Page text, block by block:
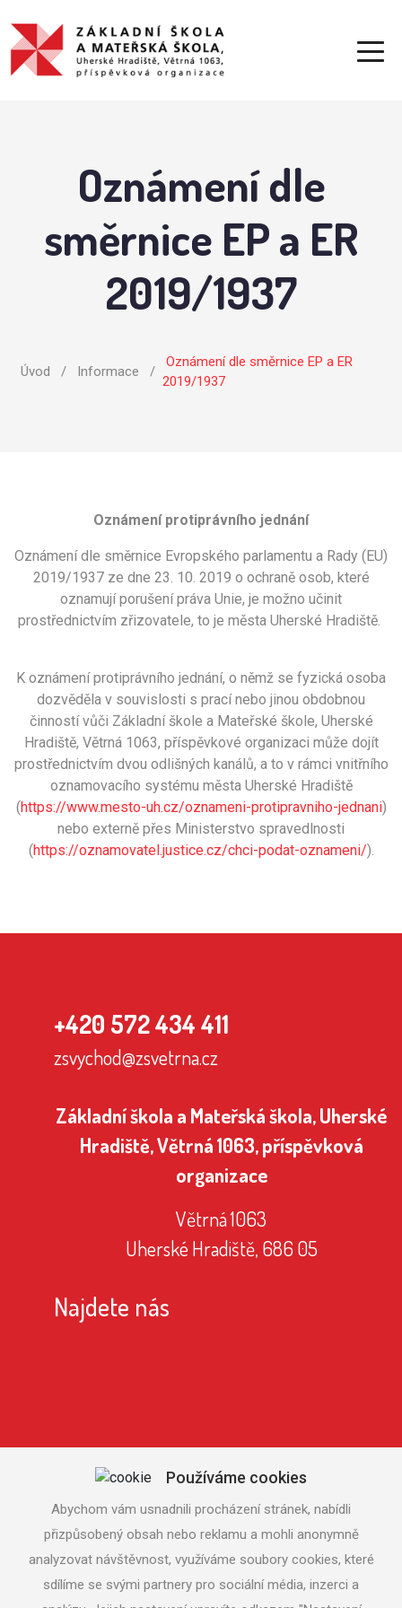
Oznámení dle
směrnice EP a ER
2019/1937
Úvod / Informace /
Oznámení dle směrnice EP a ER
2019/1937
Oznámení protiprávního jednání
Oznámení dle směrnice Evropského parlamentu a Rady (EU)
2019/1937 ze dne 23. 10. 2019 o ochraně osob, které
oznamují porušení práva Unie, je možno učinit
prostřednictvím zřizovatele, to je města Uherské Hradiště.
K oznámení protiprávního jednání, o němž se fyzická osoba
dozvěděla v souvislosti s prací nebo jinou obdobnou
činností vůči Základní škole a Mateřské škole, Uherské
Hradiště, Větrná 1063, příspěvkové organizaci může dojít
prostřednictvím dvou odlišných kanálů, a to v rámci vnitřního
oznamovacího systému města Uherské Hradiště
(https://www.mesto-uh.cz/oznameni-protipravniho-jednani)
nebo externě přes Ministerstvo spravedlnosti
(https://oznamovatel.justice.cz/chci-podat-oznameni/).
+420 572 434 411
zsvychod@zsvetrna.cz
Základní škola a Mateřská škola, Uherské
Hradiště, Větrná 1063, příspěvková
organizace
Větrná 1063
Uherské Hradiště, 686 05
Najdete nás
Používáme cookies
Abychom vám usnadnili procházení stránek, nabídli
přizpůsobený obsah nebo reklamu a mohli anonymně
analyzovat návštěvnost, využíváme soubory cookies, které
sdílíme se svými partnery pro sociální média, inzerci a